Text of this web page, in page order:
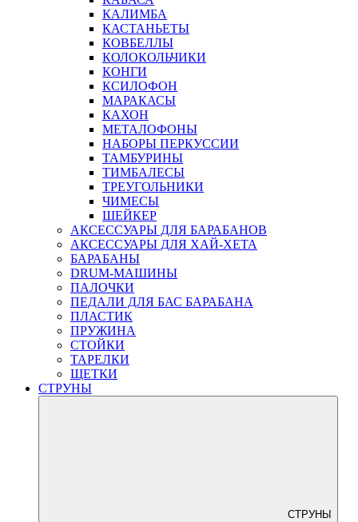
КАЛИМБА
КАСТАНЬЕТЫ
КОВБЕЛЛЫ
КОЛОКОЛЬЧИКИ
КОНГИ
КСИЛОФОН
МАРАКАСЫ
КАХОН
МЕТАЛОФОНЫ
НАБОРЫ ПЕРКУССИИ
ТАМБУРИНЫ
ТИМБАЛЕСЫ
ТРЕУГОЛЬНИКИ
ЧИМЕСЫ
ШЕЙКЕР
АКСЕССУАРЫ ДЛЯ БАРАБАНОВ
АКСЕССУАРЫ ДЛЯ ХАЙ-ХЕТА
БАРАБАНЫ
DRUM-МАШИНЫ
ПАЛОЧКИ
ПЕДАЛИ ДЛЯ БАС БАРАБАНА
ПЛАСТИК
ПРУЖИНА
СТОЙКИ
ТАРЕЛКИ
ЩЕТКИ
СТРУНЫ
СТРУНЫ